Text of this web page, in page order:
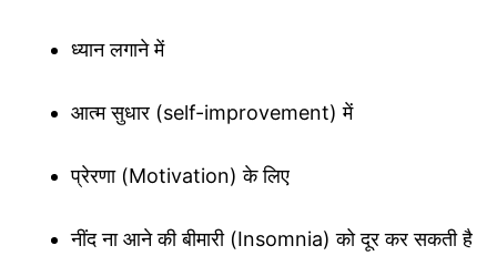
ध्यान लगाने में
आत्म सुधार (self-improvement) में
प्रेरणा (Motivation) के लिए
नींद ना आने की बीमारी (Insomnia) को दूर कर सकती है